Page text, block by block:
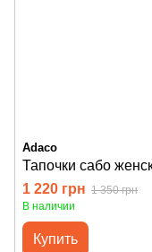
Adaco
Тапочки сабо
1 220 грн 1 350 грн
В наличии
Купить